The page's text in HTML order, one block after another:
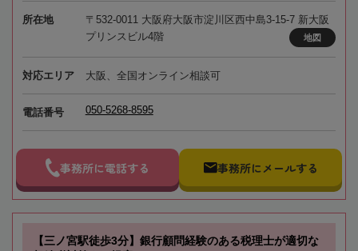
所在地
〒532-0011 大阪府大阪市淀川区西中島3-15-7 新大阪
プリンスビル4階
地図
対応エリア 大阪、全国オンライン相談可
電話番号 050-5268-8595
事務所に電話する 事務所にメールする
【三ノ宮駅徒歩3分】銀行顧問経験のある税理士が適切な